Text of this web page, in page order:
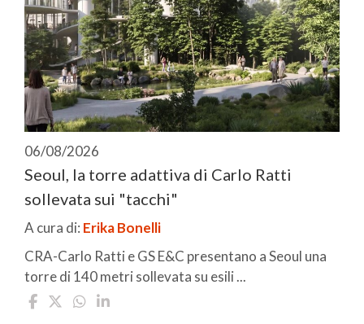
06/08/2026
Seoul, la torre adattiva di Carlo Ratti
sollevata sui "tacchi"
A cura di: Erika Bonelli
CRA-Carlo Ratti e GS E&C presentano a Seoul una
torre di 140 metri sollevata su esili ...